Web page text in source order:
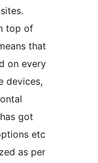
top of
that
on every
devices,
got
etc
as per